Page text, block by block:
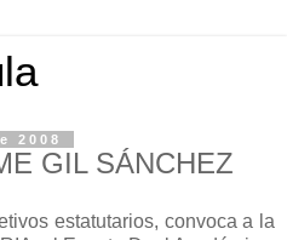
2008
GIL SÁNCHEZ
estatutarios, convoca a la